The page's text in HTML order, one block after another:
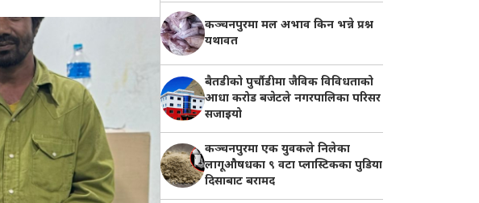
कञ्चनपुरमा मल अभाव किन भन्ने प्रश्न
यथावत
बैतडीको पुर्चौडीमा जैविक विविधताको
आधा करोड बजेटले नगरपालिका परिसर
सजाइयो
कञ्चनपुरमा एक युवकले निलेका
लागूऔषधका ९ वटा प्लास्टिकका पुडिया
दिसाबाट बरामद